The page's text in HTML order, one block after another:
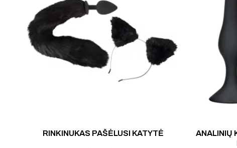
RINKINUKAS PAŠĖLUSI KATYTĖ
ANALINIŲ
4.00iš 5